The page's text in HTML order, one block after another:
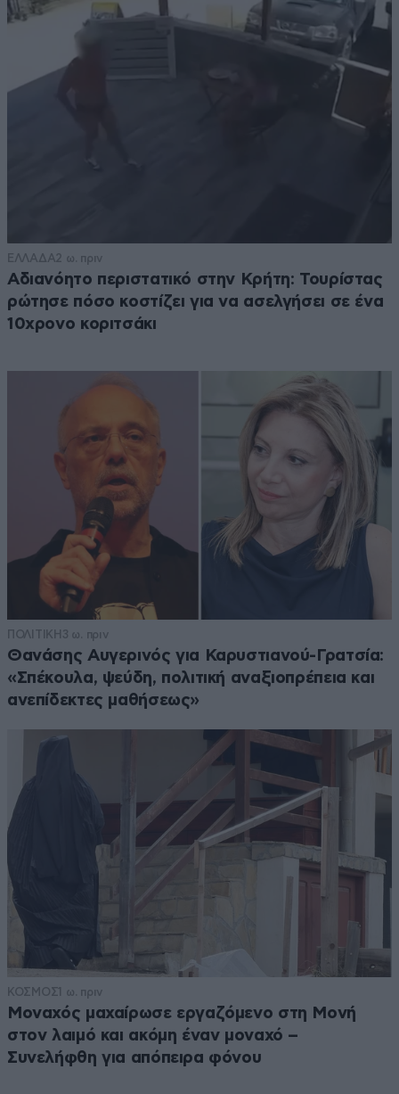
ΕΛΛΑΔΑ2 ω. πριν
Αδιανόητο περιστατικό στην Κρήτη: Τουρίστας
ρώτησε πόσο κοστίζει για να ασελγήσει σε ένα
10χρονο κοριτσάκι
ΠΟΛΙΤΙΚΗ 3 ω. πριν
Θανάσης Αυγερινός για Καρυστιανού-Γρατσία:
«Σπέκουλα, ψεύδη, πολιτική αναξιοπρέπεια και
ανεπίδεκτες μαθήσεως»
ΚΟΣΜΟΣ1 ω. πριν
Μοναχός μαχαίρωσε εργαζόμενο στη Μονή
στον λαιμό και ακόμη έναν μοναχό –
Συνελήφθη για απόπειρα φόνου